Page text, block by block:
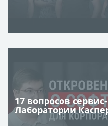
17 вопросов
Лаборатории
корпорации от